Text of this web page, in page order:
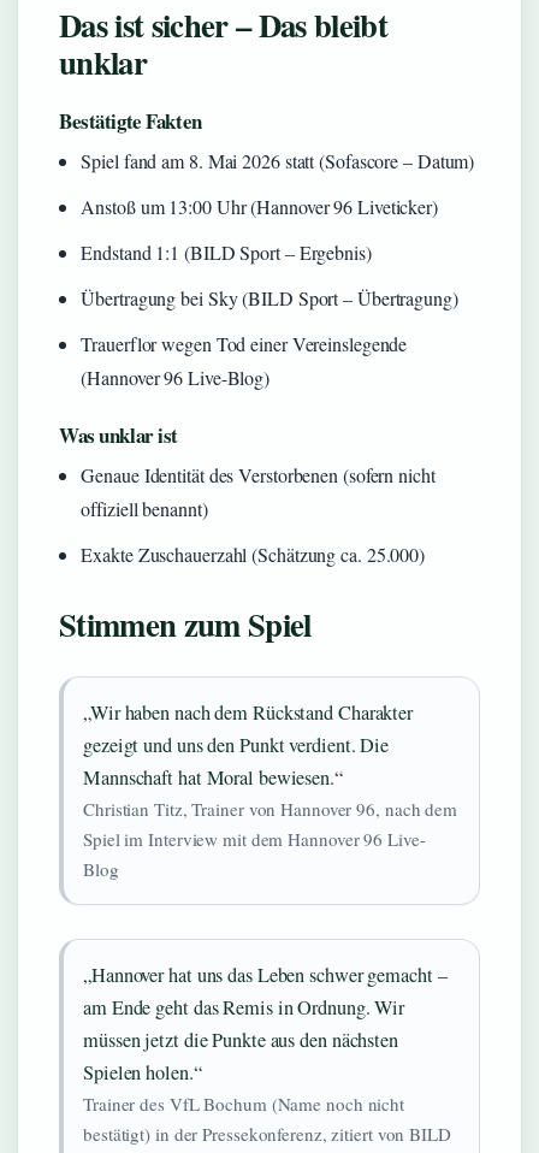
Das ist sicher – Das bleibt
unklar
Bestätigte Fakten
Spiel fand am 8. Mai 2026 statt (Sofascore – Datum)
Anstoß um 13:00 Uhr (Hannover 96 Liveticker)
Endstand 1:1 (BILD Sport – Ergebnis)
Übertragung bei Sky (BILD Sport – Übertragung)
Trauerflor wegen Tod einer Vereinslegende
(Hannover 96 Live-Blog)
Was unklar ist
Genaue Identität des Verstorbenen (sofern nicht
offiziell benannt)
Exakte Zuschauerzahl (Schätzung ca. 25.000)
Stimmen zum Spiel
„Wir haben nach dem Rückstand Charakter
gezeigt und uns den Punkt verdient. Die
Mannschaft hat Moral bewiesen.“
Christian Titz, Trainer von Hannover 96, nach dem
Spiel im Interview mit dem Hannover 96 Live-
Blog
„Hannover hat uns das Leben schwer gemacht –
am Ende geht das Remis in Ordnung. Wir
müssen jetzt die Punkte aus den nächsten
Spielen holen.“
Trainer des VfL Bochum (Name noch nicht
bestätigt) in der Pressekonferenz, zitiert von BILD